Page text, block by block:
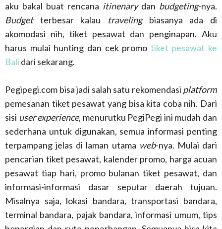
aku bakal buat rencana itinenary dan budgeting-nya.
Budgetterbesar kalau traveling biasanya ada di
akomodasi nih, tiket pesawat dan penginapan. Aku
harus mulai hunting dan cek promo tiket pesawat ke
Bali dari sekarang.
Pegipegi.com bisa jadi salah satu rekomendasi platform
pemesanan tiket pesawat yang bisa kita coba nih. Dari
sisi user experience, menurutku PegiPegi ini mudah dan
sederhana untuk digunakan, semua informasi penting
terpampang jelas di laman utama web-nya. Mulai dari
pencarian tiket pesawat, kalender promo, harga acuan
pesawat tiap hari, promo bulanan tiket pesawat, dan
informasi-informasi dasar seputar daerah tujuan.
Misalnya saja, lokasi bandara, transportasi bandara,
terminal bandara, pajak bandara, informasi umum, tips